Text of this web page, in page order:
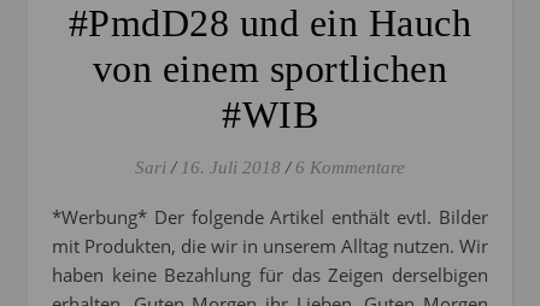
#PmdD28 und ein Hauch
von einem sportlichen
#WIB
Sari / 16. Juli 2018 / 6 Kommentare
*Werbung* Der folgende Artikel enthält evtl. Bilder
mit Produkten, die wir in unserem Alltag nutzen. Wir
haben keine Bezahlung für das Zeigen derselbigen